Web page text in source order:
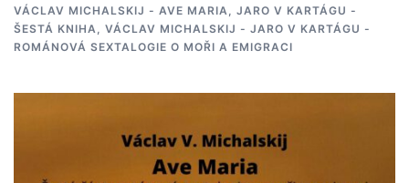
VÁCLAV MICHALSKIJ - AVE MARIA, JARO V KARTÁGU -
ŠESTÁ KNIHA, VÁCLAV MICHALSKIJ - JARO V KARTÁGU -
ROMÁNOVÁ SEXTALOGIE O MOŘI A EMIGRACI